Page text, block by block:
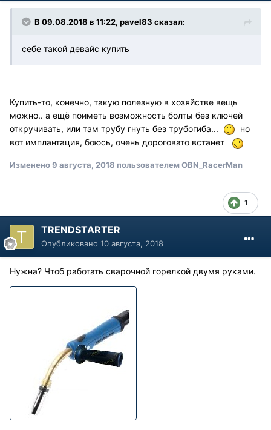
В 09.08.2018 в 11:22, pavel83 сказал:
себе такой девайс купить
Купить-то, конечно, такую полезную в хозяйстве вещь
можно.. а ещё поиметь возможность болты без ключей
откручивать, или там трубу гнуть без трубогиба...
но
вот имплантация, боюсь, очень дороговато встанет
Изменено9 августа, 2018 пользователем OBN_RacerMan
1
TRENDSTARTER
Опубликовано 10 августа, 2018
Нужна? Чтоб работать сварочной горелкой двумя руками.